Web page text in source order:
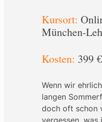
Kursort:
München-
Kosten: 399
Wenn wir
langen
doch oft schon